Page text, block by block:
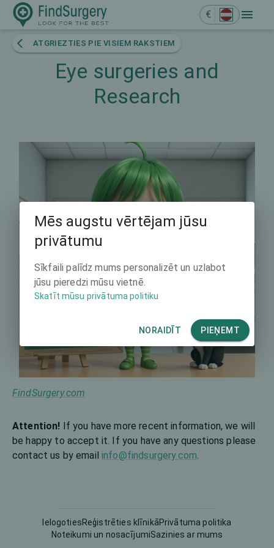
€
ATGRIEZTIES PIE VISIEM RAKSTIEM
Eye surgeries and
Research
FindSurgery.com
Attention! If you have more recent information, we will
be happy to accept it. If you have any questions please
contact us by emailinfo@findsurgery.com.
IelogotiesReģistrēties klīnikāPrivātuma politika
Noteikumi un nosacījumiSazinies ar mums
Mēs augstu vērtējam jūsu
privātumu
Sīkfaili palīdz mums personalizēt un uzlabot
jūsu pieredzi mūsu vietnē.
Skatīt mūsu privātuma politiku
NORAIDĪT PIEŅEMT